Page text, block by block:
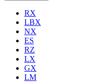
RX
LBX
NX
ES
RZ
LX
GX
LM